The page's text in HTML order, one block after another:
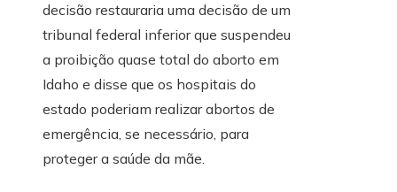
decisão restauraria uma decisão de um
tribunal federal inferior que suspendeu
a proibição quase total do aborto em
Idaho e disse que os hospitais do
estado poderiam realizar abortos de
emergência, se necessário, para
proteger a saúde da mãe.